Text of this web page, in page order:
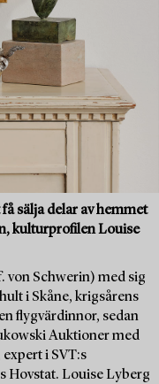
sälja delar av hemmet
kulturprofilen Louise
von Schwerin) med sig
i Skåne, krigsårens
flygvärdinnor, sedan
Auktioner med
i SVT:s
Hovstat. Louise Lyberg